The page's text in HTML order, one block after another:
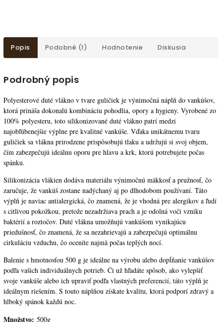
Popis Podobné (1) Hodnotenie Diskusia
Podrobný popis
Polyesterové duté vlákno v tvare guličiek je výnimočná náplň do vankúšov,
ktorá prináša dokonalú kombináciu pohodlia, opory a hygieny. Vyrobené zo
100% polyesteru, toto silikonizované duté vlákno patrí medzi
najobľúbenejšie výplne pre kvalitné vankúše. Vďaka unikátnemu tvaru
guličiek sa vlákna prirodzene prispôsobujú tlaku a udržujú si svoj objem,
čím zabezpečujú ideálnu oporu pre hlavu a krk, ktorú potrebujete počas
spánku.
Silikonizácia vlákien dodáva materiálu výnimočnú mäkkosť a pružnosť, čo
zaručuje, že vankúš zostane nadýchaný aj po dlhodobom používaní. Táto
výplň je naviac antialergická, čo znamená, že je vhodná pre alergikov a ľudí
s citlivou pokožkou, pretože nezadržiava prach a je odolná voči vzniku
baktérií a roztočov. Duté vlákna umožňujú vankúšom vynikajúcu
priedušnosť, čo znamená, že sa nezahrievajú a zabezpečujú optimálnu
cirkuláciu vzduchu, čo oceníte najmä počas teplých nocí.
Balenie s hmotnosťou 500 g je ideálne na výrobu alebo dopĺňanie vankúšov
podľa vašich individuálnych potrieb. Či už hľadáte spôsob, ako vylepšiť
svoje vankúše alebo ich upraviť podľa vlastných preferencií, táto výplň je
ideálnym riešením. S touto náplňou získate kvalitu, ktorá podporí zdravý a
hlboký spánok každú noc.
Množstvo: 500g